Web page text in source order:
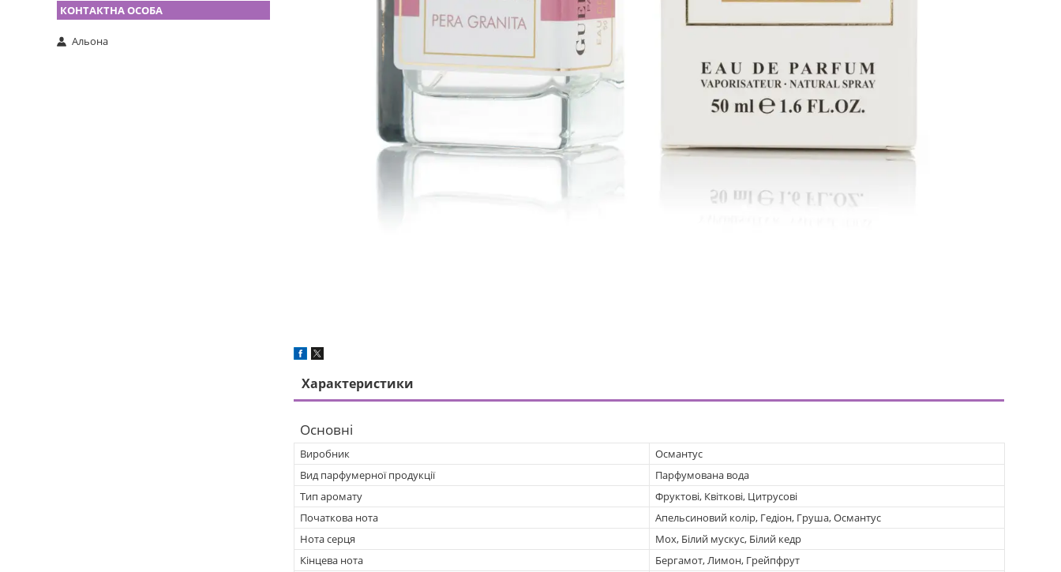
Характеристики
Основні
Виробник
Османтус
Вид парфумерної продукції
Парфумована вода
Тип аромату
Фруктові, Квіткові, Цитрусові
Початкова нота
Апельсиновий колір, Гедіон, Груша, Османтус
Нота серця
Мох, Білий мускус, Білий кедр
Кінцева нота
Бергамот, Лимон, Грейпфрут
Альона